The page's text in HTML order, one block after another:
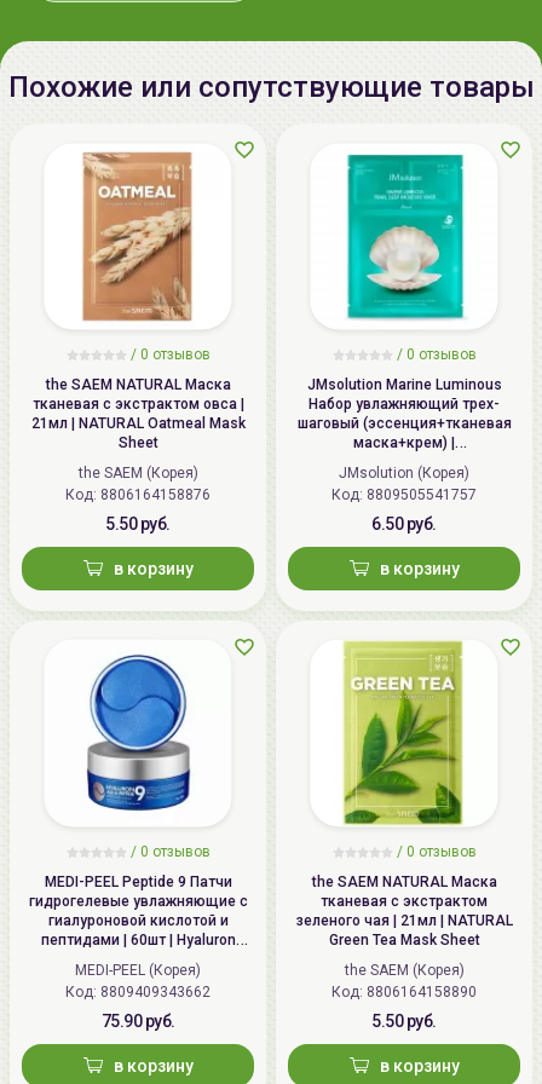
info@allcosmetics.by,
тел.:+375296131336
Похожие или сопутствующие товары
/ 0 отзывов
the SAEM NATURAL Маска
тканевая с экстрактом овса |
21мл | NATURAL Oatmeal Mask
Sheet
the SAEM (Корея)
Код: 8806164158876
5.50 руб.
в корзину
/ 0 отзывов
JMsolution Marine Luminous
Набор увлажняющий трех-
шаговый (эссенция+тканевая
маска+крем) |
1.5мл+27мл+1.5мл | Marine
Luminous Pearl Deep Moisture
Mask
JMsolution (Корея)
Код: 8809505541757
6.50 руб.
в корзину
/ 0 отзывов
MEDI-PEEL Peptide 9 Патчи
гидрогелевые увлажняющие с
гиалуроновой кислотой и
пептидами | 60шт | Hyaluron
Aqua Peptide 9 Ampoule Eye
Patch
MEDI-PEEL (Корея)
Код: 8809409343662
75.90 руб.
в корзину
/ 0 отзывов
the SAEM NATURAL Маска
тканевая с экстрактом
зеленого чая | 21мл | NATURAL
Green Tea Mask Sheet
the SAEM (Корея)
Код: 8806164158890
5.50 руб.
в корзину